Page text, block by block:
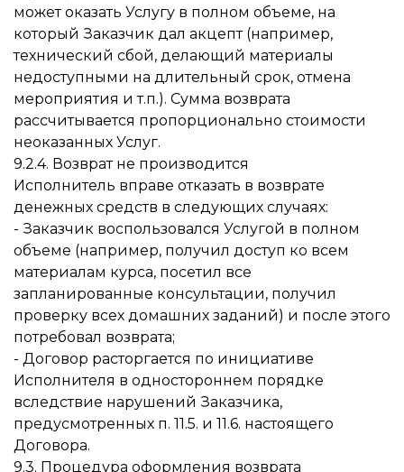
может оказать Услугу в полном объеме, на
который Заказчик дал акцепт (например,
технический сбой, делающий материалы
недоступными на длительный срок, отмена
мероприятия и т.п.). Сумма возврата
рассчитывается пропорционально стоимости
неоказанных Услуг.
9.2.4. Возврат не производится
Исполнитель вправе отказать в возврате
денежных средств в следующих случаях:
- Заказчик воспользовался Услугой в полном
объеме (например, получил доступ ко всем
материалам курса, посетил все
запланированные консультации, получил
проверку всех домашних заданий) и после этого
потребовал возврата;
- Договор расторгается по инициативе
Исполнителя в одностороннем порядке
вследствие нарушений Заказчика,
предусмотренных п. 11.5. и 11.6. настоящего
Договора.
9.3. Процедура оформления возврата